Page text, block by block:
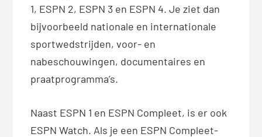
1, ESPN 2, ESPN 3 en ESPN 4. Je ziet dan
bijvoorbeeld nationale en internationale
sportwedstrijden, voor- en
nabeschouwingen, documentaires en
praatprogramma’s.
Naast ESPN 1 en ESPN Compleet, is er ook
ESPN Watch. Als je een ESPN Compleet-